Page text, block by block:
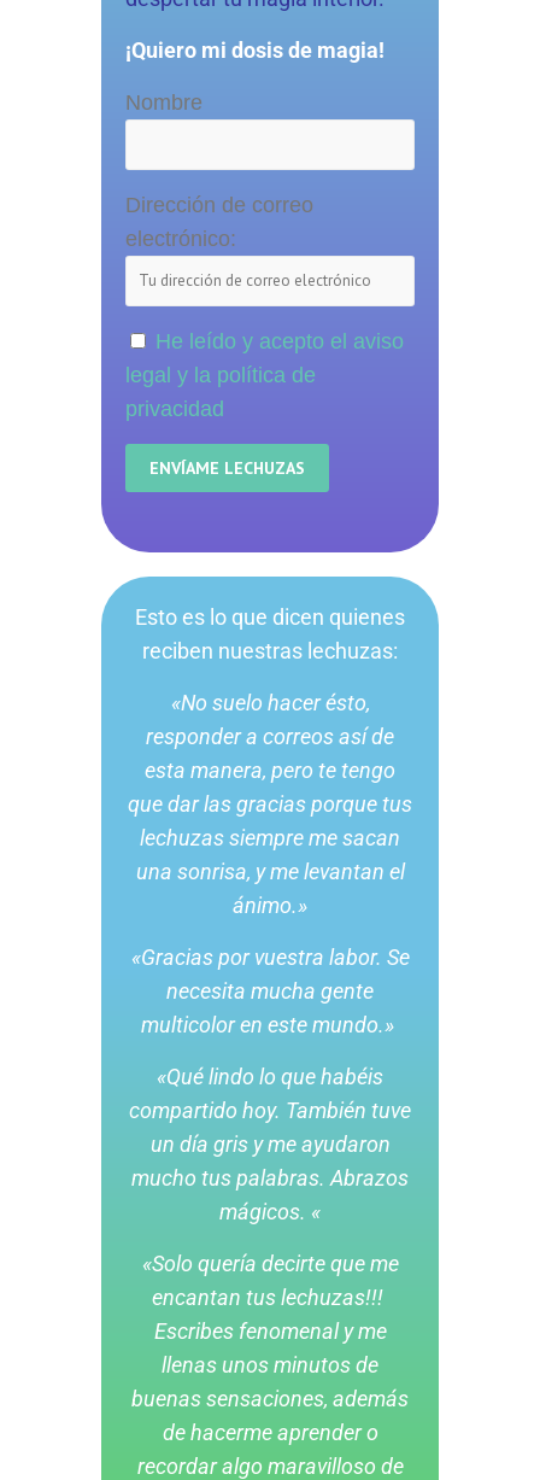
¡Quiero mi dosis de magia!
Nombre
Dirección de correo
electrónico:
He leído y acepto el aviso
legal y la política de
privacidad
Esto es lo que dicen quienes
reciben nuestras lechuzas:
«No suelo hacer ésto,
responder a correos así de
esta manera, pero te tengo
que dar las gracias porque tus
lechuzas siempre me sacan
una sonrisa, y me levantan el
ánimo.»
«Gracias por vuestra labor. Se
necesita mucha gente
multicolor en este mundo.»
«Qué lindo lo que habéis
compartido hoy. También tuve
un día gris y me ayudaron
mucho tus palabras. Abrazos
mágicos. «
«Solo quería decirte que me
encantan tus lechuzas!!!
Escribes fenomenal y me
llenas unos minutos de
buenas sensaciones, además
de hacerme aprender o
recordar algo maravilloso de